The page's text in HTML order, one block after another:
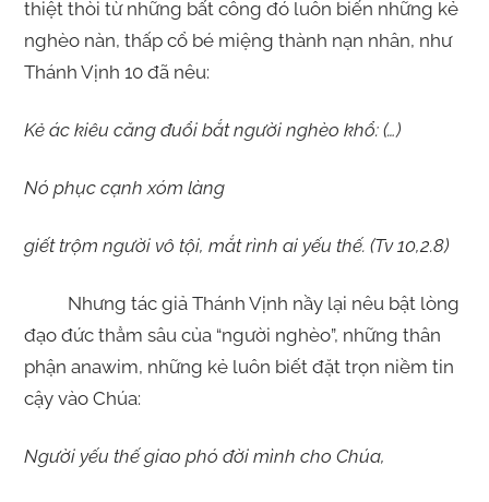
thiệt thòi từ những bất công đó luôn biến những kẻ
nghèo nàn, thấp cổ bé miệng thành nạn nhân, như
Thánh Vịnh 10 đã nêu:
Kẻ ác kiêu căng đuổi bắt người nghèo khổ: (…)
Nó phục cạnh xóm làng
giết trộm người vô tội, mắt rình ai yếu thế. (Tv 10,2.8)
Nhưng tác giả Thánh Vịnh nầy lại nêu bật lòng
đạo đức thẳm sâu của “người nghèo”, những thân
phận anawim, những kẻ luôn biết đặt trọn niềm tin
cậy vào Chúa:
Người yếu thế giao phó đời mình cho Chúa,